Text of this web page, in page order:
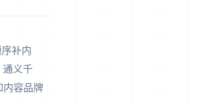
补内
义千
内容品牌